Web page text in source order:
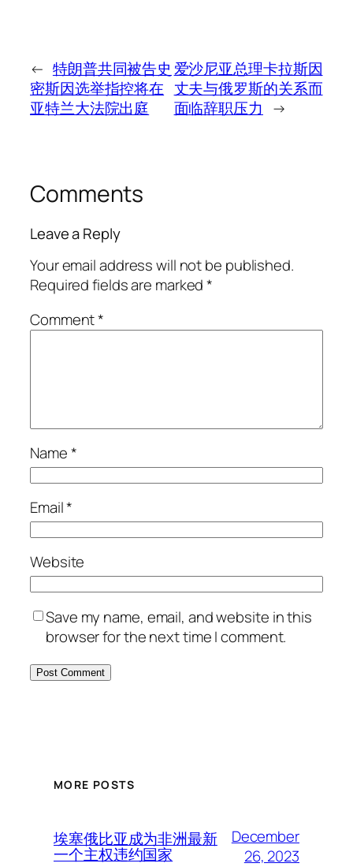
← 特朗普共同被告史
密斯因选举指控将在
亚特兰大法院出庭
爱沙尼亚总理卡拉斯因
丈夫与俄罗斯的关系而
面临辞职压力 →
Comments
Leave a Reply
Your email address will not be published.
Required fields are marked*
Comment*
Name*
Email*
Website
Save my name, email, and website in this
browser for the next time I comment.
MORE POSTS
埃塞俄比亚成为非洲最新
一个主权违约国家
December
26, 2023